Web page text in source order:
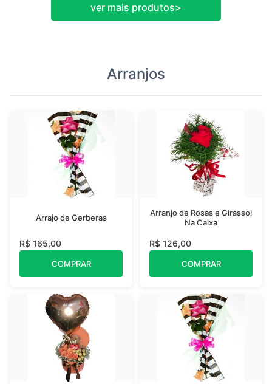
ver mais produtos>
Arranjos
Arrajo de Gerberas
R$ 165,00
COMPRAR
Arranjo de Rosas e Girassol
Na Caixa
R$ 126,00
COMPRAR